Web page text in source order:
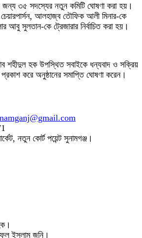
৩৫ সদস্যের নতুন কমিটি ঘোষণা করা হয়।
আলহাজ্ব তৌফিক আলী মিনার-কে
আবু সুলতান-কে ট্রেজারার নির্বাচিত করা হয়।
শহীদুল হক উপস্থিত সবাইকে ধন্যবাদ ও সক্রিয়
করে অনুষ্ঠানের সমাপ্তি ঘোষণা করেন।
নতুন কোর্ট পয়েন্ট সুনামগঞ্জ।
ইসলাম জনি।